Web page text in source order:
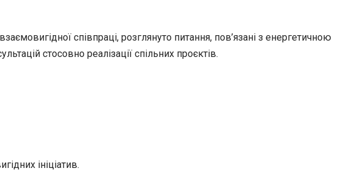
співпраці, розглянуто питання, пов’язані з енергетичною
стосовно реалізації спільних проєктів.
ініціатив.